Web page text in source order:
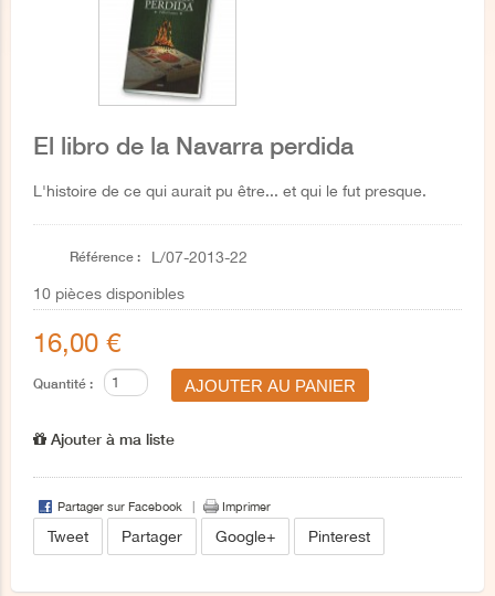
El libro de la Navarra perdida
L'histoire de ce qui aurait pu être... et qui le fut presque.
Référence : L/07-2013-22
10 pièces disponibles
16,00 €
Quantité :
Ajouter à ma liste
Partager sur Facebook Imprimer
Tweet Partager Google+ Pinterest